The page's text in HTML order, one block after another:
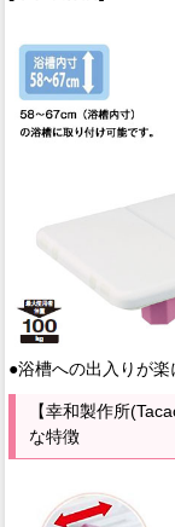
●浴槽への出入りが楽
【幸和製作所
な特徴